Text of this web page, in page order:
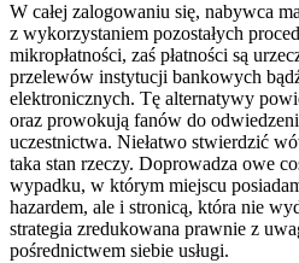
W całej zalogowaniu się, nabywca
z wykorzystaniem pozostałych
mikropłatności, zaś płatności są
przelewów instytucji bankowych
elektronicznych. Tę alternatywy
oraz prowokują fanów do
uczestnictwa. Niełatwo stwierdzić
taka stan rzeczy. Doprowadza owe
wypadku, w którym miejscu
hazardem, ale i stronicą, która nie
strategia zredukowana prawnie z
pośrednictwem siebie usługi.